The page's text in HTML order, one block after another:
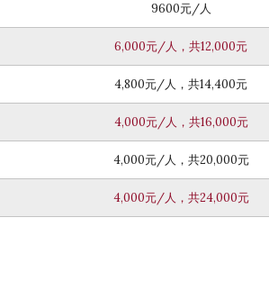
9600元/人
6,000元/人，共12,000元
4,800元/人，共14,400元
4,000元/人，共16,000元
4,000元/人，共20,000元
4,000元/人，共24,000元